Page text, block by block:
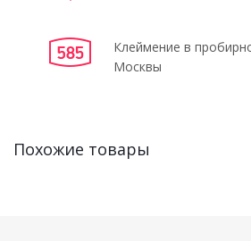
Клеймение в
Москвы
Похожие товары